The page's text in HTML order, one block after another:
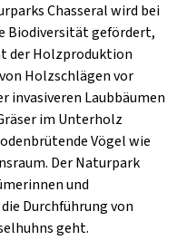
Chasseral wird bei
Biodiversität gefördert,
der Holzproduktion
Holzschlägen vor
invasiveren Laubbäumen
im Unterholz
Vögel wie
Der Naturpark
und
Durchführung von
geht.